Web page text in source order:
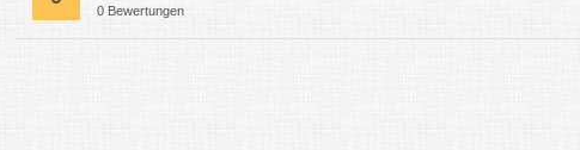
0 Bewertungen